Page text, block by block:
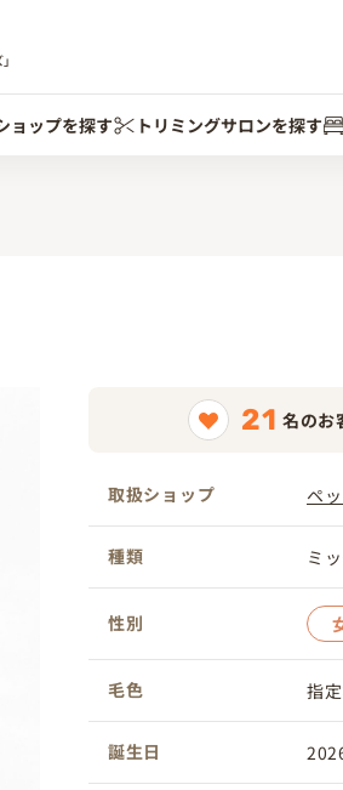
ョップを探す トリミングサロンを探す
21 名のお
取扱ショップ ペ
種類 ミ
性別
毛色 指
誕生日